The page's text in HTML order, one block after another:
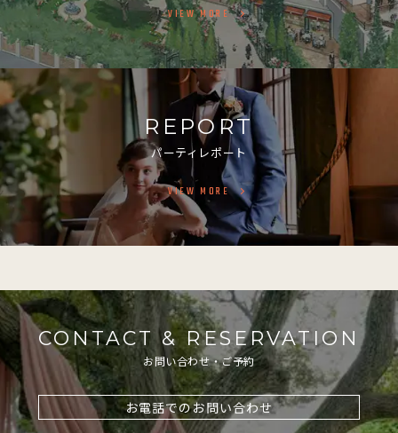
VIEW MORE
REPORT
パーティレポート
VIEW MORE
CONTACT & RESERVATION
お問い合わせ・ご予約
お電話でのお問い合わせ